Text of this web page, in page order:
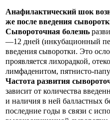
Анафилактический шок
же после введения
Сывороточная болезнь
—12 дней (инкубационный
введения сыворотки. Это
проявляется лихорадкой,
лимфаденитом, пятнисто-
Частота развития
зависит от количества
и наличия в ней балластных
последние годы в связи с